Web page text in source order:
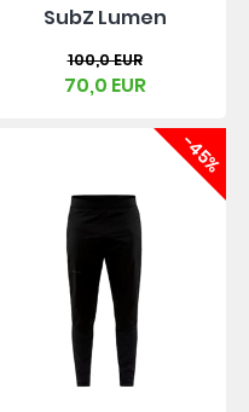
SubZ Lumen
100,0 EUR
70,0 EUR
-45%